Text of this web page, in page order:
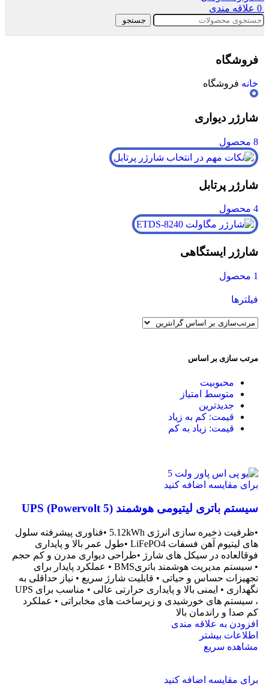
0 علاقه مندی
جستجو
فروشگاه
خانه فروشگاه
شارژر دیواری
8 محصول
شارژر پرتابل
4 محصول
شارژر ایستگاهی
1 محصول
فیلترها
مرتب سازی بر اساس
محبوبیت
متوسط امتیاز
جدیدترین
قیمت: کم به زیاد
قیمت: زیاد به کم
برای مقایسه اضافه کنید
سیستم باتری لیتیومی هوشمند UPS (Powervolt 5)
•ظرفیت ذخیره سازی انرژی 5.12kWh •فناوری پیشرفته سلول
های لیتیوم آهن فسفات LiFePO4 •طول عمر بالا و پایداری
فوقالعاده در سیکل های شارژ •طراحی دیواری مدرن و کم حجم
• سیستم مدیریت هوشمند باتریBMS • عملکرد پایدار برای
تجهیزات حساس و حیاتی • قابلیت شارژ سریع • نیاز حداقلی به
نگهداری • ایمنی بالا و پایداری حرارتی عالی • مناسب برای UPS
، سیستم های خورشیدی و زیرساخت های مخابراتی • عملکرد
کم صدا و راندمان بالا
افزودن به علاقه مندی
اطلاعات بیشتر
مشاهده سریع
برای مقایسه اضافه کنید